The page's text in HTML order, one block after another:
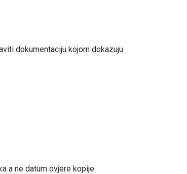
dokumentaciju kojom dokazuju
a ne datum ovjere kopije.